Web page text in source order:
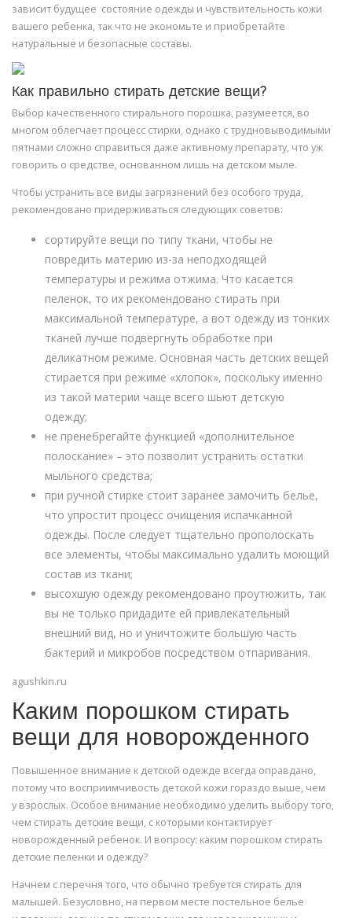
зависит будущее состояние одежды и чувствительность кожи
вашего ребенка, так что не экономьте и приобретайте
натуральные и безопасные составы.
Как правильно стирать детские вещи?
Выбор качественного стирального порошка, разумеется, во
многом облегчает процесс стирки, однако с трудновыводимыми
пятнами сложно справиться даже активному препарату, что уж
говорить о средстве, основанном лишь на детском мыле.
Чтобы устранить все виды загрязнений без особого труда,
рекомендовано придерживаться следующих советов:
сортируйте вещи по типу ткани, чтобы не
повредить материю из-за неподходящей
температуры и режима отжима. Что касается
пеленок, то их рекомендовано стирать при
максимальной температуре, а вот одежду из тонких
тканей лучше подвергнуть обработке при
деликатном режиме. Основная часть детских вещей
стирается при режиме «хлопок», поскольку именно
из такой материи чаще всего шьют детскую
одежду;
не пренебрегайте функцией «дополнительное
полоскание» – это позволит устранить остатки
мыльного средства;
при ручной стирке стоит заранее замочить белье,
что упростит процесс очищения испачканной
одежды. После следует тщательно прополоскать
все элементы, чтобы максимально удалить моющий
состав из ткани;
высохшую одежду рекомендовано проутюжить, так
вы не только придадите ей привлекательный
внешний вид, но и уничтожите большую часть
бактерий и микробов посредством отпаривания.
agushkin.ru
Каким порошком стирать
вещи для новорожденного
Повышенное внимание к детской одежде всегда оправдано,
потому что восприимчивость детской кожи гораздо выше, чем
у взрослых. Особое внимание необходимо уделить выбору того,
чем стирать детские вещи, с которыми контактирует
новорожденный ребенок. И вопросу: каким порошком стирать
детские пеленки и одежду?
Начнем с перечня того, что обычно требуется стирать для
малышей. Безусловно, на первом месте постельное белье